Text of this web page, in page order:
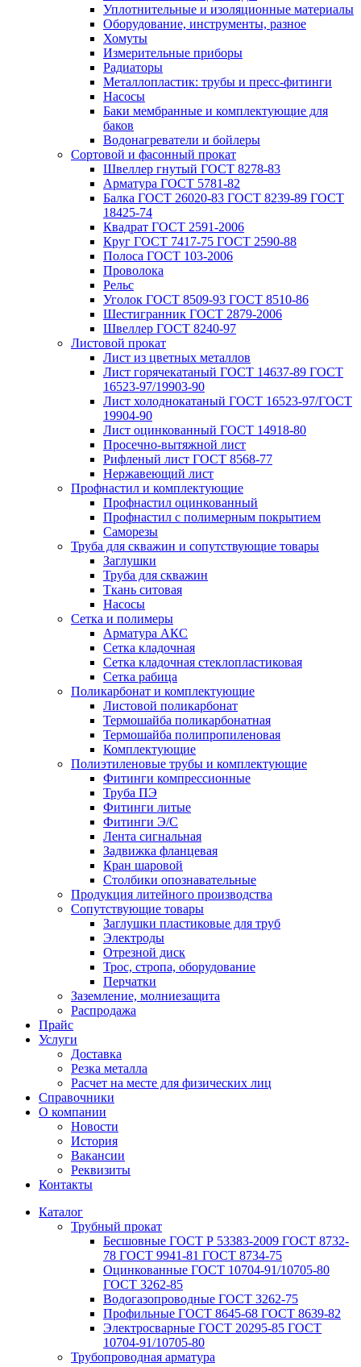
Уплотнительные и изоляционные материалы
Оборудование, инструменты, разное
Хомуты
Измерительные приборы
Радиаторы
Металлопластик: трубы и пресс-фитинги
Насосы
Баки мембранные и комплектующие для
баков
Водонагреватели и бойлеры
Сортовой и фасонный прокат
Швеллер гнутый ГОСТ 8278-83
Арматура ГОСТ 5781-82
Балка ГОСТ 26020-83 ГОСТ 8239-89 ГОСТ
18425-74
Квадрат ГОСТ 2591-2006
Круг ГОСТ 7417-75 ГОСТ 2590-88
Полоса ГОСТ 103-2006
Проволока
Рельс
Уголок ГОСТ 8509-93 ГОСТ 8510-86
Шестигранник ГОСТ 2879-2006
Швеллер ГОСТ 8240-97
Листовой прокат
Лист из цветных металлов
Лист горячекатаный ГОСТ 14637-89 ГОСТ
16523-97/19903-90
Лист холоднокатаный ГОСТ 16523-97/ГОСТ
19904-90
Лист оцинкованный ГОСТ 14918-80
Просечно-вытяжной лист
Рифленый лист ГОСТ 8568-77
Нержавеющий лист
Профнастил и комплектующие
Профнастил оцинкованный
Профнастил с полимерным покрытием
Саморезы
Труба для скважин и сопутствующие товары
Заглушки
Труба для скважин
Ткань ситовая
Насосы
Сетка и полимеры
Арматура АКС
Сетка кладочная
Сетка кладочная стеклопластиковая
Сетка рабица
Поликарбонат и комплектующие
Листовой поликарбонат
Термошайба поликарбонатная
Термошайба полипропиленовая
Комплектующие
Полиэтиленовые трубы и комплектующие
Фитинги компрессионные
Труба ПЭ
Фитинги литые
Фитинги Э/С
Лента сигнальная
Задвижка фланцевая
Кран шаровой
Столбики опознавательные
Продукция литейного производства
Сопутствующие товары
Заглушки пластиковые для труб
Электроды
Отрезной диск
Трос, стропа, оборудование
Перчатки
Заземление, молниезащита
Распродажа
Прайс
Услуги
Доставка
Резка металла
Расчет на месте для физических лиц
Справочники
О компании
Новости
История
Вакансии
Реквизиты
Контакты
Каталог
Трубный прокат
Беcшовные ГОСТ Р 53383-2009 ГОСТ 8732-
78 ГОСТ 9941-81 ГОСТ 8734-75
Оцинкованные ГОСТ 10704-91/10705-80
ГОСТ 3262-85
Водогазопроводные ГОСТ 3262-75
Профильные ГОСТ 8645-68 ГОСТ 8639-82
Электросварные ГОСТ 20295-85 ГОСТ
10704-91/10705-80
Трубопроводная арматура